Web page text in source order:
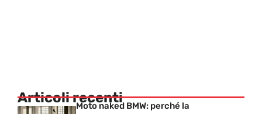
Articoli recentiMoto naked BMW: perché la